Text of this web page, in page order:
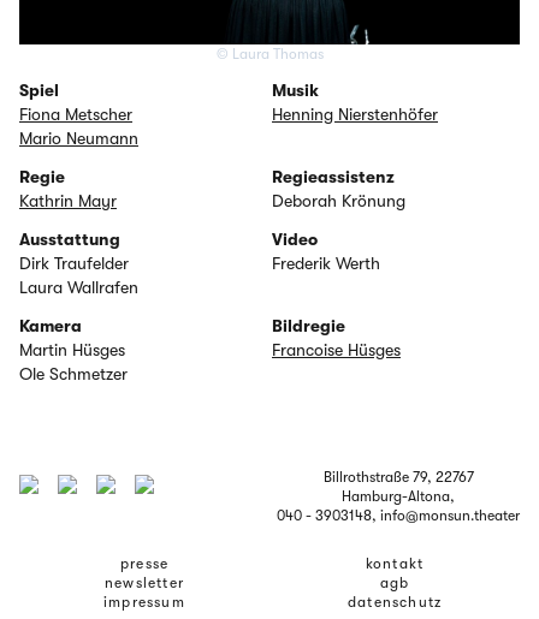
© Laura Thomas
Spiel
Fiona Metscher
Mario Neumann
Musik
Henning Nierstenhöfer
Regie
Kathrin Mayr
Regieassistenz
Deborah Krönung
Ausstattung
Dirk Traufelder
Laura Wallrafen
Video
Frederik Werth
Kamera
Martin Hüsges
Ole Schmetzer
Bildregie
Francoise Hüsges
Billrothstraße 79, 22767
Hamburg-Altona,
040 - 3903148, info@monsun.theater
presse
kontakt
newsletter
agb
impressum
datenschutz